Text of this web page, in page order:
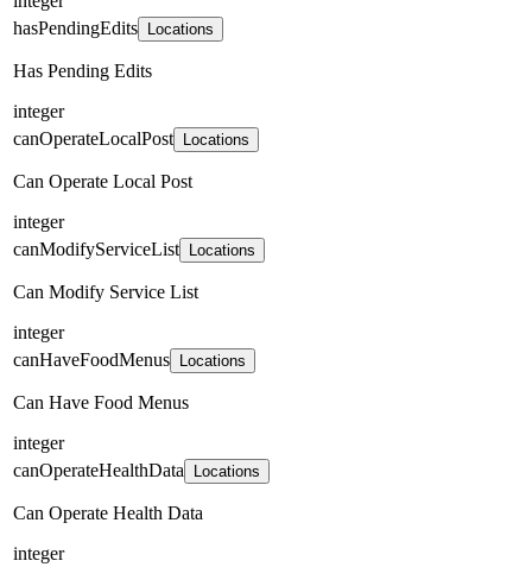
hasPendingEdits
Locations
Has Pending Edits
integer
canOperateLocalPost
Locations
Can Operate Local Post
integer
canModifyServiceList
Locations
Can Modify Service List
integer
canHaveFoodMenus
Locations
Can Have Food Menus
integer
canOperateHealthData
Locations
Can Operate Health Data
integer